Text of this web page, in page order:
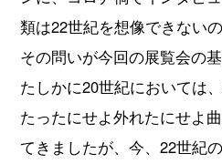
類は22世紀を想像できない
その問いが今回の展覧会の
たしかに20世紀においては
たったにせよ外れたにせよ
てきましたが、今、22世紀